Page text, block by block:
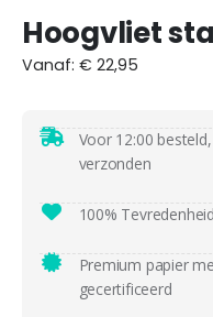
Hoogvliet
Vanaf: € 22,95
Voor 12:00
verzonden
100%
Premium papier
gecertificeerd